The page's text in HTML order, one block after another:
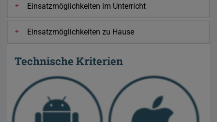
Einsatzmöglichkeiten im Unterricht
Einsatzmöglichkeiten zu Hause
Technische Kriterien